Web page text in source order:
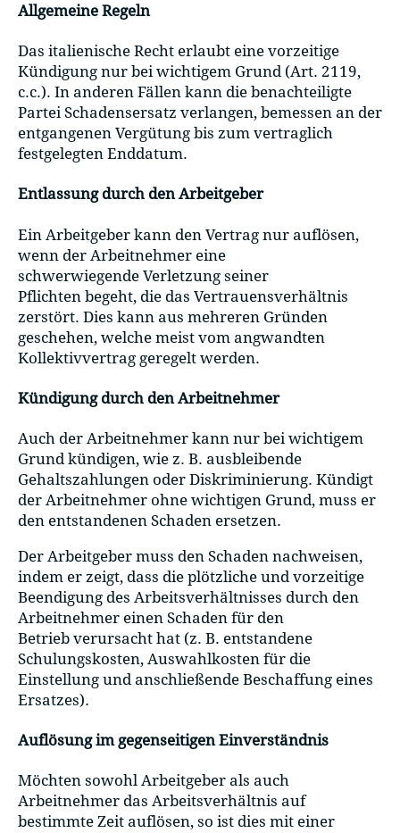
Allgemeine Regeln
Das italienische Recht erlaubt eine vorzeitige
Kündigung nur bei wichtigem Grund (Art. 2119,
c.c.). In anderen Fällen kann die benachteiligte
Partei Schadensersatz verlangen, bemessen an der
entgangenen Vergütung bis zum vertraglich
festgelegten Enddatum.
Entlassung durch den Arbeitgeber
Ein Arbeitgeber kann den Vertrag nur auflösen,
wenn der Arbeitnehmer eine
schwerwiegende Verletzung seiner
Pflichten begeht, die das Vertrauensverhältnis
zerstört. Dies kann aus mehreren Gründen
geschehen, welche meist vom angwandten
Kollektivvertrag geregelt werden.
Kündigung durch den Arbeitnehmer
Auch der Arbeitnehmer kann nur bei wichtigem
Grund kündigen, wie z. B. ausbleibende
Gehaltszahlungen oder Diskriminierung. Kündigt
der Arbeitnehmer ohne wichtigen Grund, muss er
den entstandenen Schaden ersetzen.
Der Arbeitgeber muss den Schaden nachweisen,
indem er zeigt, dass die plötzliche und vorzeitige
Beendigung des Arbeitsverhältnisses durch den
Arbeitnehmer einen Schaden für den
Betrieb verursacht hat (z. B. entstandene
Schulungskosten, Auswahlkosten für die
Einstellung und anschließende Beschaffung eines
Ersatzes).
Auflösung im gegenseitigen Einverständnis
Möchten sowohl Arbeitgeber als auch
Arbeitnehmer das Arbeitsverhältnis auf
bestimmte Zeit auflösen, so ist dies mit einer